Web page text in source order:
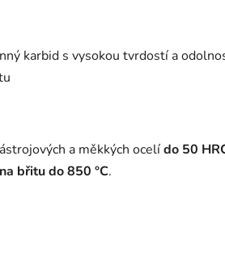
karbid s vysokou tvrdostí a
a měkkých ocelído 50
břitu do 850 °C.